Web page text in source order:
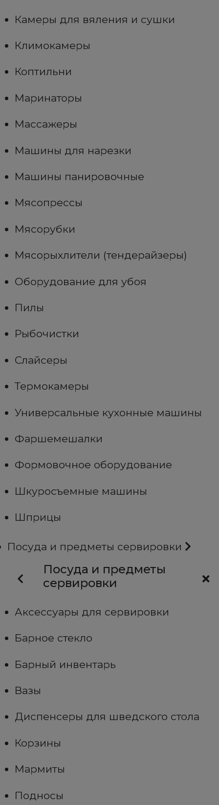
Камеры для вяления и сушки
Климокамеры
Коптильни
Маринаторы
Массажеры
Машины для нарезки
Машины панировочные
Мясопрессы
Мясорубки
Мясорыхлители (тендерайзеры)
Оборудование для убоя
Пилы
Рыбочистки
Слайсеры
Термокамеры
Универсальные кухонные машины
Фаршемешалки
Формовочное оборудование
Шкуросъемные машины
Шприцы
Посуда и предметы сервировки
Посуда и предметы
сервировки
Аксессуары для сервировки
Барное стекло
Барный инвентарь
Вазы
Диспенсеры для шведского стола
Корзины
Мармиты
Подносы